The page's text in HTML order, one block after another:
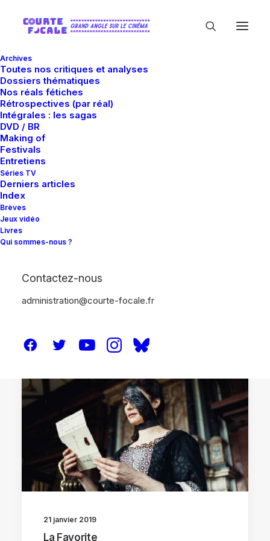
Archives
Toutes nos critiques et analyses
Dossiers thématiques
Nos réals fétiches
Rétrospectives (par réal)
Intégrales : les sagas
DVD / BR
Making of
Festivals
Entretiens
Séries TV
Derniers articles
Index
Brèves
Jeux vidéo
Livres
Qui sommes-nous ?
Contactez-nous
administration@courte-focale.fr
21 janvier 2019
La Favorite